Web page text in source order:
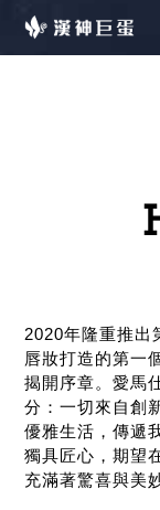
2020年隆重推
唇妝打造的第一
揭開序章。愛馬
分：一切來自創
優雅生活，傳遞
獨具匠心，期望
充滿著驚喜與美